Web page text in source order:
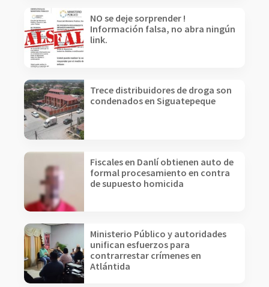
NO se deje sorprender !
Información falsa, no abra ningún
link.
Trece distribuidores de droga son
condenados en Siguatepeque
Fiscales en Danlí obtienen auto de
formal procesamiento en contra
de supuesto homicida
Ministerio Público y autoridades
unifican esfuerzos para
contrarrestar crímenes en
Atlántida